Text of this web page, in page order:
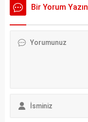
Bir Yorum Yazın